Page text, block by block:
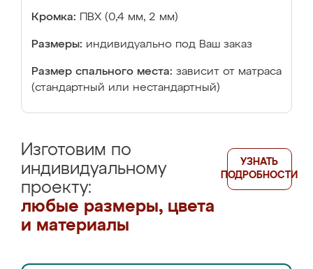
Кромка: ПВХ (0,4 мм, 2 мм)
Размеры: индивидуально под Ваш заказ
Размер спального места: зависит от матраса
(стандартный или нестандартный)
Изготовим по
индивидуальному
проекту:
любые размеры, цвета
и материалы
УЗНАТЬ
ПОДРОБНОСТИ